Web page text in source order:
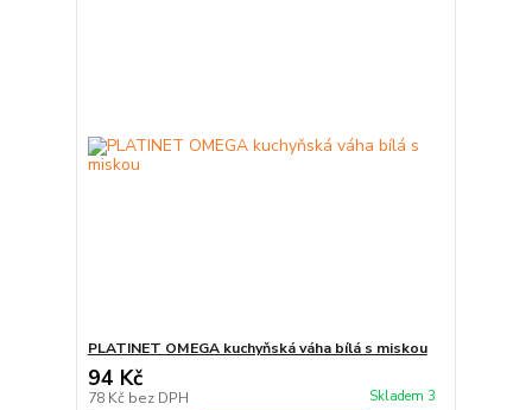
PLATINET OMEGA kuchyňská váha bílá s miskou
94 Kč
78 Kč bez DPH Skladem 3